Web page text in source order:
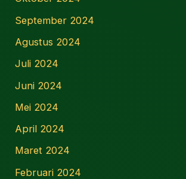
September 2024
Agustus 2024
Juli 2024
Juni 2024
Mei 2024
April 2024
Maret 2024
Februari 2024